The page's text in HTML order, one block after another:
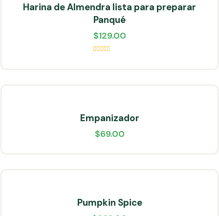
Harina de Almendra lista para preparar
Panqué
$129.00
5
Empanizador
$69.00
Pumpkin Spice